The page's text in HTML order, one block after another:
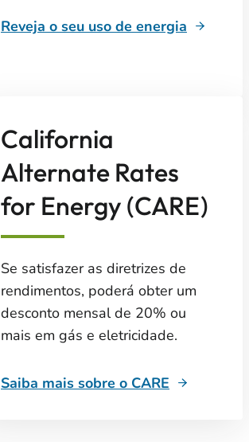
Reveja o seu uso de energia
California
Alternate Rates
for Energy (CARE)
Se satisfazer as diretrizes de
rendimentos, poderá obter um
desconto mensal de 20% ou
mais em gás e eletricidade.
Saiba mais sobre o CARE